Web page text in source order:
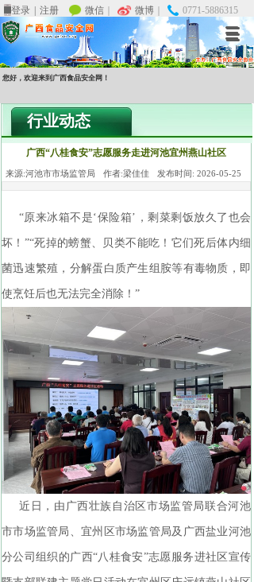
微博 ｜
微信 ｜ 0771-5886315
登录 注册 微博 ｜
微信 ｜ 0771-5886315
登录 注册
您好，欢迎来到广西食品安全网！
行业动态
广西“八桂食安”志愿服务走进河池宜州燕山社区
来源:河池市市场监管局 作者:梁佳佳 发布时间: 2026-05-25
“原来冰箱不是‘保险箱’，剩菜剩饭放久了也会
坏！”“死掉的螃蟹、贝类不能吃！它们死后体内细
菌迅速繁殖，分解蛋白质产生组胺等有毒物质，即
使烹饪后也无法完全消除！”
近日，由广西壮族自治区市场监管局联合河池
市市场监管局、宜州区市场监管局及广西盐业河池
分公司组织的广西“八桂食安”志愿服务进社区宣传